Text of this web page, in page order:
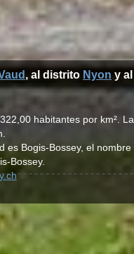
, al distrito Nyon y al
habitantes por km². La
es Bogis-Bossey, el nombre
Bossey.